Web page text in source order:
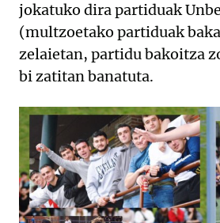
jokatuko dira partiduak
(multzoetako partiduak
zelaietan, partidu bakoitza
bi zatitan banatuta.